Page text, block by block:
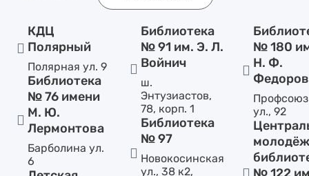
КДЦ
Полярный
Полярная ул. 9
Библиотека
№ 76 имени
М. Ю.
Лермонтова
Барболина ул.
6
Библиотека
№ 91 им. Э. Л.
Войнич
ш.
Энтузиастов,
78, корп. 1
Библиотека
№ 97
Новокосинская
ул., 38 к2,
№ 180
Н. Ф.
ул., 92
№ 122